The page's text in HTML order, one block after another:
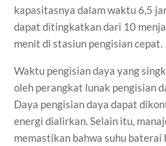
kapasitasnya dalam waktu 6,5
dapat ditingkatkan dari 10
menit di stasiun pengisian cepat.
Waktu pengisian daya yang
oleh perangkat lunak pengisian
Daya pengisian daya dapat
energi dialirkan. Selain itu,
memastikan bahwa suhu